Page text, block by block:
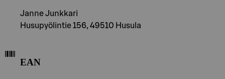
Janne Junkkari
Husupyölintie 156, 49510 Husula
EAN